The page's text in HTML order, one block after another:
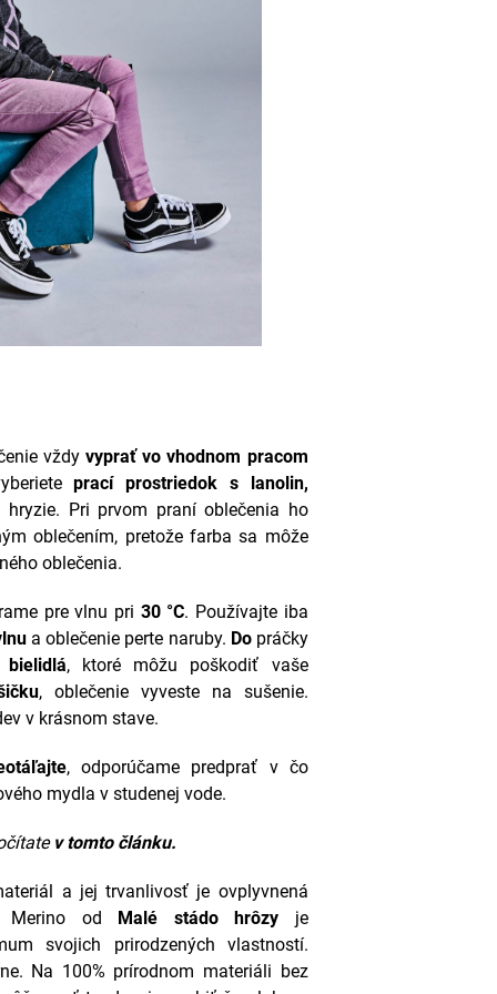
vždyvyprať vo vhodnom pracom
prací prostriedok s lanolin,
Pri prvom praní oblečenia ho
oblečením, pretože farba sa môže
oblečenia.
pre vlnu pri 30 °C. Používajte iba
a oblečenie perte naruby. Dopráčky
, ktoré môžu poškodiť vaše
, oblečenie vyveste na sušenie.
v krásnom stave.
, odporúčame predprať v čo
mydla v studenej vode.
v tomto článku.
a jej trvanlivosť je ovplyvnená
Merino od Malé stádo hrôzy je
svojich prirodzených vlastností.
Na 100% prírodnom materiáli bez